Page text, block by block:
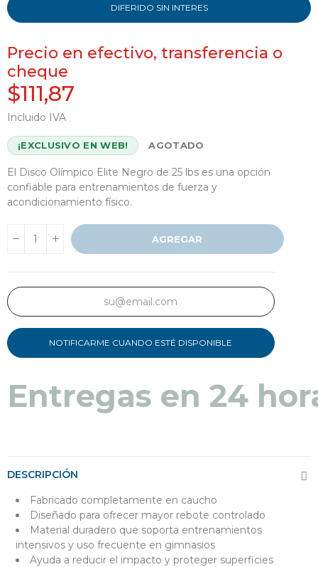
DIFERIDO SIN INTERES
Precio en efectivo, transferencia o
cheque
$111,87
Incluido IVA
¡EXCLUSIVO EN WEB! AGOTADO
El Disco Olímpico Elite Negro de 25 lbs es una opción
confiable para entrenamientos de fuerza y ​​
acondicionamiento físico.
AGREGAR
NOTIFICARME CUANDO ESTÉ DISPONIBLE
Entregas en 24
DESCRIPCIÓN
Fabricado completamente en caucho
Diseñado para ofrecer mayor rebote controlado
Material duradero que soporta entrenamientos
intensivos y uso frecuente en gimnasios
Ayuda a reducir el impacto y proteger superficies